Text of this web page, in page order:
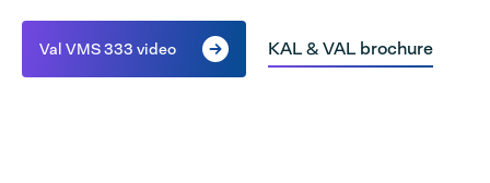
Val VMS 333 video KAL & VAL brochure